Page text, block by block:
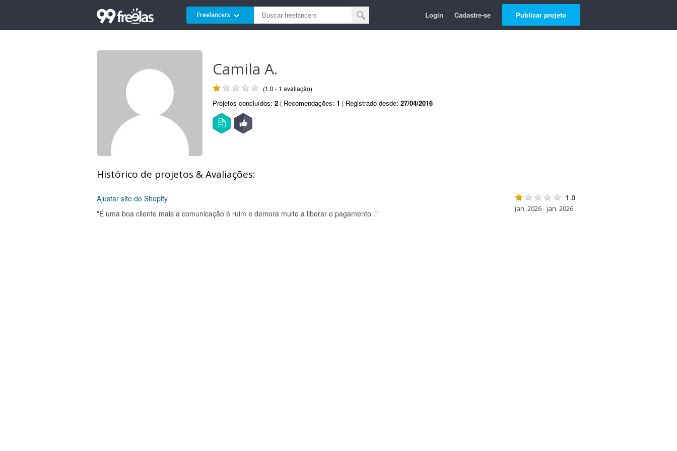
Freelancers Login Cadastre-se Publicar projeto
Camila A.
(1.0 - 1 avaliação)
Projetos concluídos: 2 | Recomendações: 1 | Registrado desde: 27/04/2016
Histórico de projetos & Avaliações:
Ajustar site do Shopify
"É uma boa cliente mais a comunicação é ruim e demora muito a liberar o pagamento ."
1.0
jan. 2026 - jan. 2026